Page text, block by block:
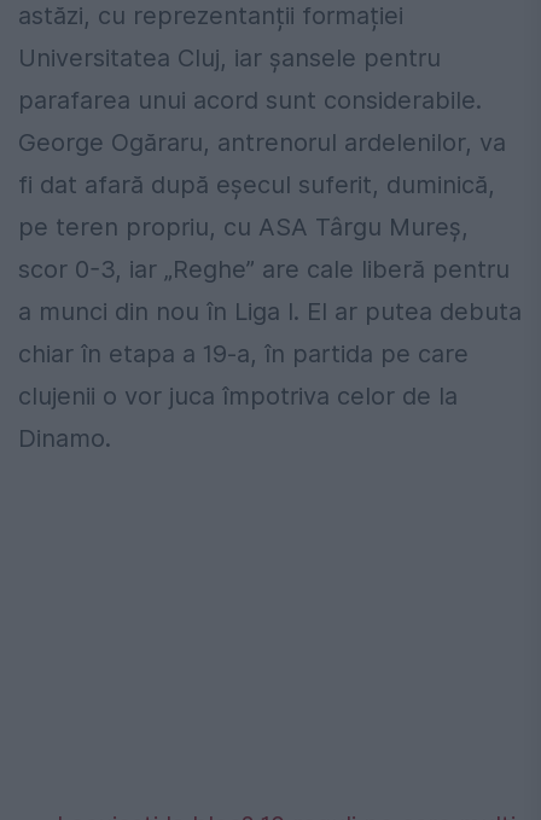
astăzi, cu reprezentanții formației
Universitatea Cluj, iar șansele pentru
parafarea unui acord sunt considerabile.
George Ogăraru, antrenorul ardelenilor, va
fi dat afară după eșecul suferit, duminică,
pe teren propriu, cu ASA Târgu Mureș,
scor 0-3, iar „Reghe” are cale liberă pentru
a munci din nou în Liga I. El ar putea debuta
chiar în etapa a 19-a, în partida pe care
clujenii o vor juca împotriva celor de la
Dinamo.